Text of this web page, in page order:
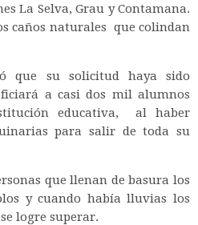
La Selva, Grau y Contamana.
caños naturales que colindan
que su solicitud haya sido
a casi dos mil alumnos
educativa, al haber
para salir de toda su
que llenan de basura los
y cuando había lluvias los
logre superar.